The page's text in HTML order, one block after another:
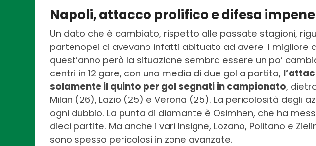
Napoli, attacco prolifico e difesa
Un dato che è cambiato, rispetto alle passate stagioni,
partenopei ci avevano infatti abituato ad avere il migliore
quest’anno però la situazione sembra essere un po’
centri in 12 gare, con una media di due gol a partita,
solamente il quinto per gol segnati in campionato,
Milan (26), Lazio (25) e Verona (25). La pericolosità degli
ogni dubbio. La punta di diamante è Osimhen, che ha
dieci partite. Ma anche i vari Insigne, Lozano, Politano e
sono spesso pericolosi in zone avanzate.